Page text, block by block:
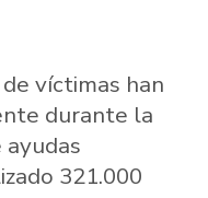
víctimas han
durante la
321.000